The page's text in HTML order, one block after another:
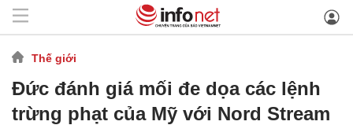
Thế giới
Đức đánh giá mối đe dọa các lệnh
trừng phạt của Mỹ với Nord Stream